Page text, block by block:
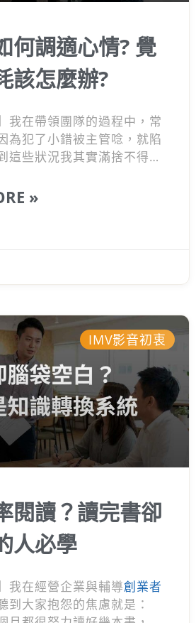
何調適心情? 覺
該怎麼辦?
我在帶領團隊的過程中，常
為犯了小錯被主管唸，就陷
這些狀況我其實滿捨不得
大家常過度放大被罵的情
，不僅能化解心理壓力，還
級上道喔～
»
IMV影音初衷
閱讀？讀完書卻
人必學
我在經營企業與輔導創業者
到大家抱怨的焦慮就是：